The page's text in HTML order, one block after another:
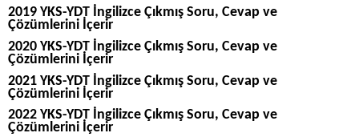
2019 YKS-YDT İngilizce Çıkmış Soru, Cevap ve
Çözümlerini İçerir
2020 YKS-YDT İngilizce Çıkmış Soru, Cevap ve
Çözümlerini İçerir
2021 YKS-YDT İngilizce Çıkmış Soru, Cevap ve
Çözümlerini İçerir
2022 YKS-YDT İngilizce Çıkmış Soru, Cevap ve
Çözümlerini İçerir